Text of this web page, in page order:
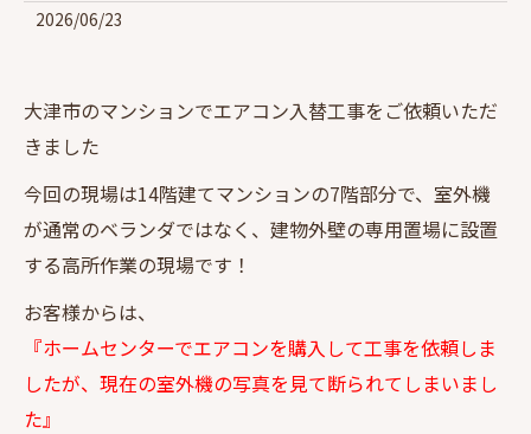
2026/06/23
大津市のマンションでエアコン入替工事をご依頼いただ
きました
今回の現場は14階建てマンションの7階部分で、室外機
が通常のベランダではなく、建物外壁の専用置場に設置
する高所作業の現場です！
お客様からは、
『ホームセンターでエアコンを購入して工事を依頼しま
したが、現在の室外機の写真を見て断られてしまいまし
た』